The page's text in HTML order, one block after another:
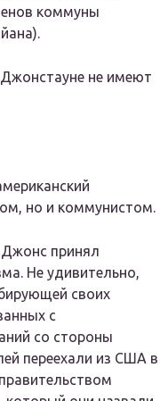
коммуны
не имеют
но и коммунистом.
принял
Не удивительно,
своих
с
со стороны
переехали из США в